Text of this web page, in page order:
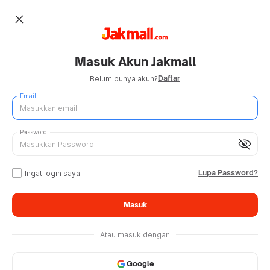
close
Masuk Akun Jakmall
Belum punya akun?Daftar
Email
visibility_off
Password
Ingat login saya Lupa Password?
Masuk
Atau masuk dengan
Google